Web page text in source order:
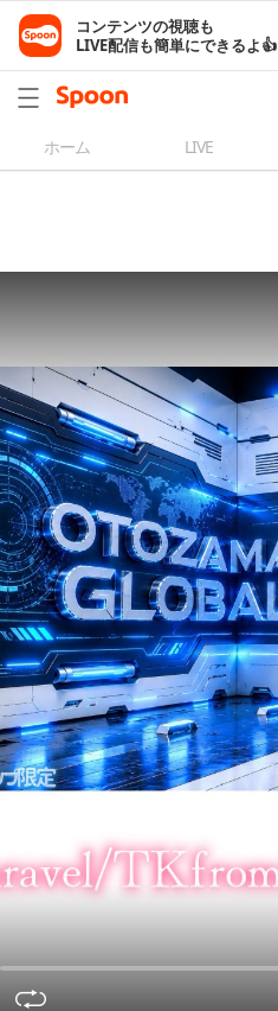
コンテンツの視聴も
LIVE配信も簡単にできるよ👍
ホーム LIVE